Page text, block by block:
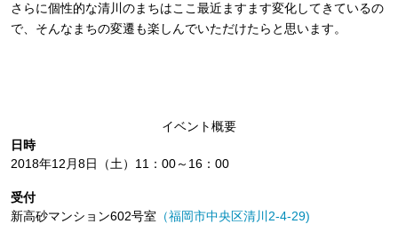
さらに個性的な清川のまちはここ最近ますます変化してきているの
で、そんなまちの変遷も楽しんでいただけたらと思います。
イベント概要
日時
2018年12月8日（土）11：00～16：00
受付
新高砂マンション602号室 （福岡市中央区清川2-4-29)